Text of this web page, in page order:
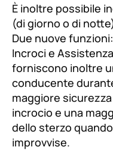
È inoltre possibile
(di giorno o di
Due nuove
Incroci e
forniscono inoltre
conducente
maggiore
incrocio e una
dello sterzo
improvvise.